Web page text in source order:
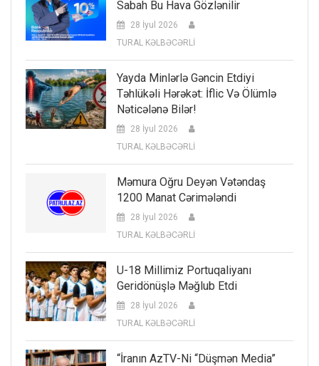
Sabah Bu Hava Gözlənilir
28 İyul 2026
TURAL KƏLBƏCƏRLİ
Yayda Minlərlə Gəncin Etdiyi
Təhlükəli Hərəkət: İflic Və Ölümlə
Nəticələnə Bilər!
28 İyul 2026
TURAL KƏLBƏCƏRLİ
Məmura Oğru Deyən Vətəndaş
1200 Manat Cərimələndi
28 İyul 2026
TURAL KƏLBƏCƏRLİ
U-18 Millimiz Portuqaliyanı
Geridönüşlə Məğlub Etdi
28 İyul 2026
TURAL KƏLBƏCƏRLİ
“İranın AzTV-Ni “düşmən Media”